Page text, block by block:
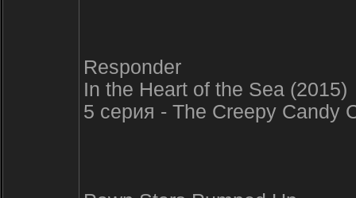
Responder
In the Heart of the Sea (2015)
5 серия - The Creepy Candy